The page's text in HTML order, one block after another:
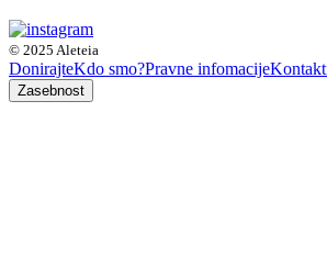
© 2025 Aleteia
DonirajteKdo smo?Pravne infomacije
Zasebnost